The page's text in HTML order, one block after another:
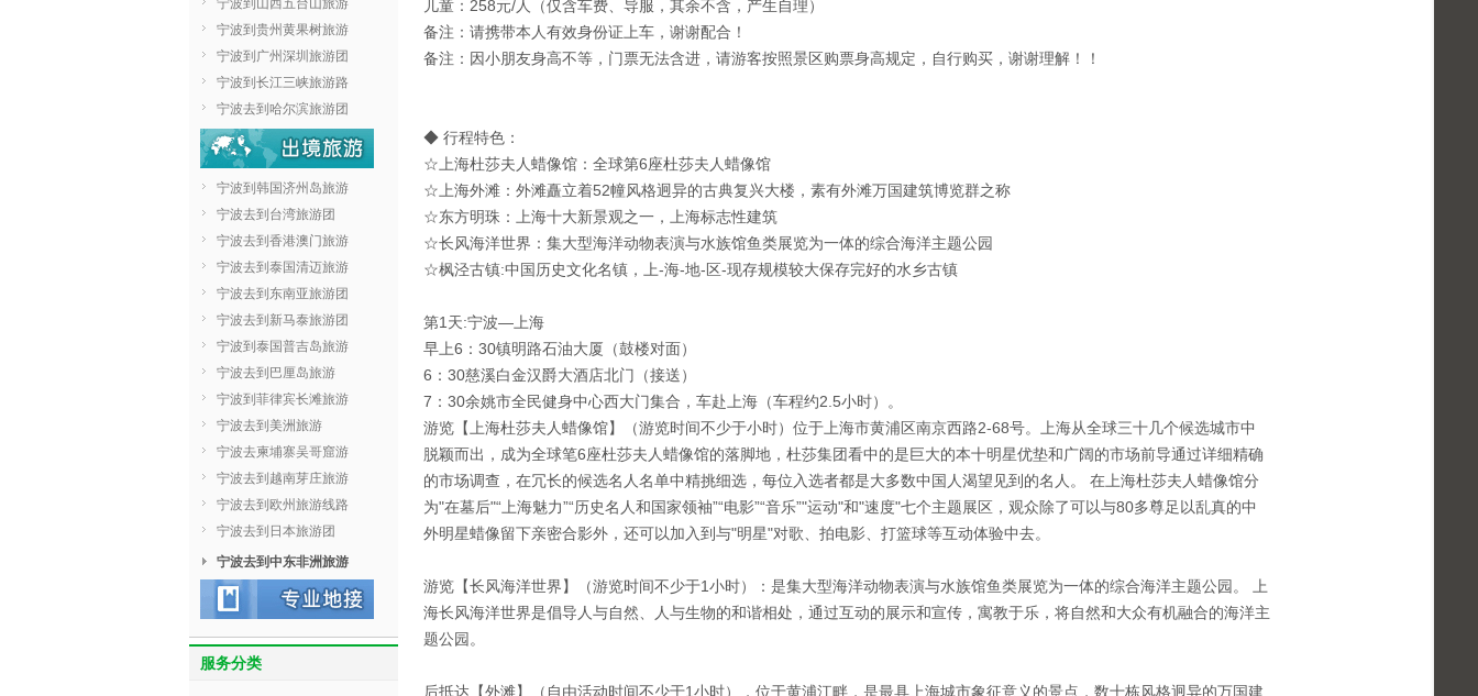
儿童：258元/人（仅含车费、导服，其余不含，产生自理）
备注：请携带本人有效身份证上车，谢谢配合！
备注：因小朋友身高不等，门票无法含进，请游客按照景区购票身高规定，自行购买，谢谢理解！！
◆ 行程特色：
☆上海杜莎夫人蜡像馆：全球第6座杜莎夫人蜡像馆
☆上海外滩：外滩矗立着52幢风格迥异的古典复兴大楼，素有外滩万国建筑博览群之称
☆东方明珠：上海十大新景观之一，上海标志性建筑
☆长风海洋世界：集大型海洋动物表演与水族馆鱼类展览为一体的综合海洋主题公园
☆枫泾古镇:中国历史文化名镇，上-海-地-区-现存规模较大保存完好的水乡古镇
第1天:宁波—上海
早上6：30镇明路石油大厦（鼓楼对面）
6：30慈溪白金汉爵大酒店北门（接送）
7：30余姚市全民健身中心西大门集合，车赴上海（车程约2.5小时）。
游览【上海杜莎夫人蜡像馆】（游览时间不少于小时）位于上海市黄浦区南京西路2-68号。上海从全球三十几个候选城市中
脱颖而出，成为全球笔6座杜莎夫人蜡像馆的落脚地，杜莎集团看中的是巨大的本十明星优垫和广阔的市场前导通过详细精确
的市场调查，在冗长的候选名人名单中精挑细选，每位入选者都是大多数中国人渴望见到的名人。 在上海杜莎夫人蜡像馆分
为"在墓后"“上海魅力”“历史名人和国家领袖”“电影”“音乐”"运动"和"速度"七个主题展区，观众除了可以与80多尊足以乱真的中
外明星蜡像留下亲密合影外，还可以加入到与"明星"对歌、拍电影、打篮球等互动体验中去。
游览【长风海洋世界】（游览时间不少于1小时）：是集大型海洋动物表演与水族馆鱼类展览为一体的综合海洋主题公园。 上
海长风海洋世界是倡导人与自然、人与生物的和谐相处，通过互动的展示和宣传，寓教于乐，将自然和大众有机融合的海洋主
题公园。
后抵达【外滩】（自由活动时间不少于1小时），位于黄浦江畔，是最具上海城市象征意义的景点，数十栋风格迥异的万国建
宁波到山西五台山旅游
宁波到贵州黄果树旅游
宁波到广州深圳旅游团
宁波到长江三峡旅游路
宁波去到哈尔滨旅游团
宁波到韩国济州岛旅游
宁波去到台湾旅游团
宁波去到香港澳门旅游
宁波去到泰国清迈旅游
宁波去到东南亚旅游团
宁波去到新马泰旅游团
宁波到泰国普吉岛旅游
宁波去到巴厘岛旅游
宁波到菲律宾长滩旅游
宁波去到美洲旅游
宁波去柬埔寨吴哥窟游
宁波去到越南芽庄旅游
宁波去到欧州旅游线路
宁波去到日本旅游团
宁波去到中东非洲旅游
服务分类